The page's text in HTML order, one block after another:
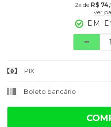
2x de R$
ver
EM
PIX
Boleto bancário